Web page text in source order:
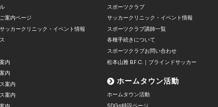
案内ページ
ッカークリニック・イベント情報
内
内
案内
案内
スポーツクラブ
サッカークリニック・イベント情報
スポーツクラブ講師一覧
各種手続きについて
スポーツクラブお問い合わせ
松本山雅 B.F.C.｜ブラインドサッカー
ホームタウン活動
ホームタウン活動
SDGs特設ページ